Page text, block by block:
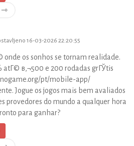
⇾
16-03-2026 22:20:55
onde os sonhos se tornam realidade.
atГ© в‚¬500 e 200 rodadas grГЎtis
pt/mobile-app/
Jogue os jogos mais bem avaliados
provedores do mundo a qualquer hora
para ganhar?